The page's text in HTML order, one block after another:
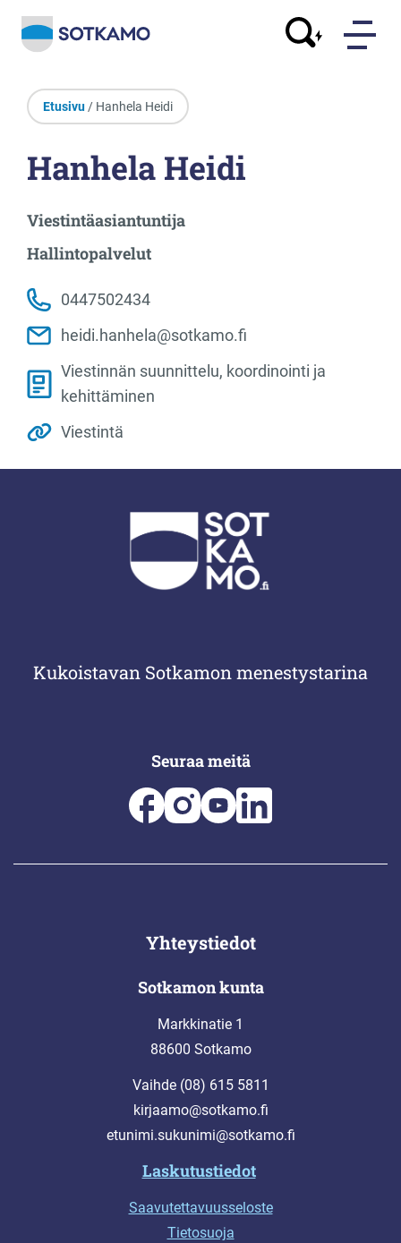
Etusivu / Hanhela Heidi
Hanhela Heidi
Viestintäasiantuntija
Hallintopalvelut
0447502434
heidi.hanhela@sotkamo.fi
Viestinnän suunnittelu, koordinointi ja
kehittäminen
Viestintä
Kukoistavan Sotkamon menestystarina
Seuraa meitä
Yhteystiedot
Sotkamon kunta
Markkinatie 1
88600 Sotkamo
Vaihde (08) 615 5811
kirjaamo@sotkamo.fi
etunimi.sukunimi@sotkamo.fi
Laskutustiedot
Saavutettavuusseloste
Tietosuoja